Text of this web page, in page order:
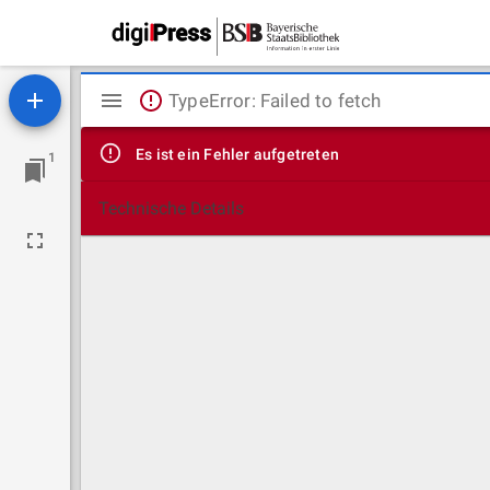
1
Mirador
Viewer
TypeError: Failed to fetch
Es ist ein Fehler aufgetreten
Technische Details